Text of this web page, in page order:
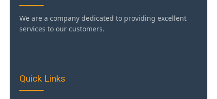
We are a company dedicated to providing excellent
services to our customers.
Quick Links